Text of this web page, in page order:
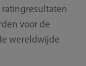
voor de
wereldwijde